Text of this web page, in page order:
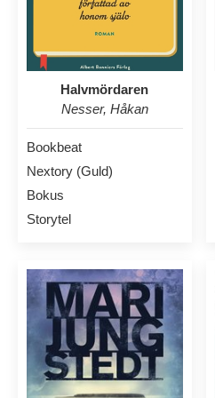
Halvmördaren
Nesser, Håkan
Bookbeat
Nextory (Guld)
Bokus
Storytel